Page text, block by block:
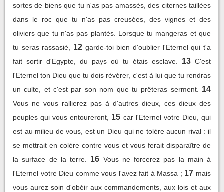
sortes de biens que tu n'as pas amassés, des citernes taillées
dans le roc que tu n'as pas creusées, des vignes et des
oliviers que tu n'as pas plantés. Lorsque tu mangeras et que
tu seras rassasié,
12 garde-toi bien d'oublier l'Eternel qui t'a
fait sortir d'Egypte, du pays où tu étais esclave.
13 C'est
l'Eternel ton Dieu que tu dois révérer, c'est à lui que tu rendras
un culte, et c'est par son nom que tu prêteras serment.
14
Vous ne vous rallierez pas à d'autres dieux, ces dieux des
peuples qui vous entoureront,
15 car l'Eternel votre Dieu, qui
est au milieu de vous, est un Dieu qui ne tolère aucun rival : il
se mettrait en colère contre vous et vous ferait disparaître de
la surface de la terre.
16 Vous ne forcerez pas la main à
l'Eternel votre Dieu comme vous l'avez fait à Massa ; 17 mais
vous aurez soin d'obéir aux commandements, aux lois et aux